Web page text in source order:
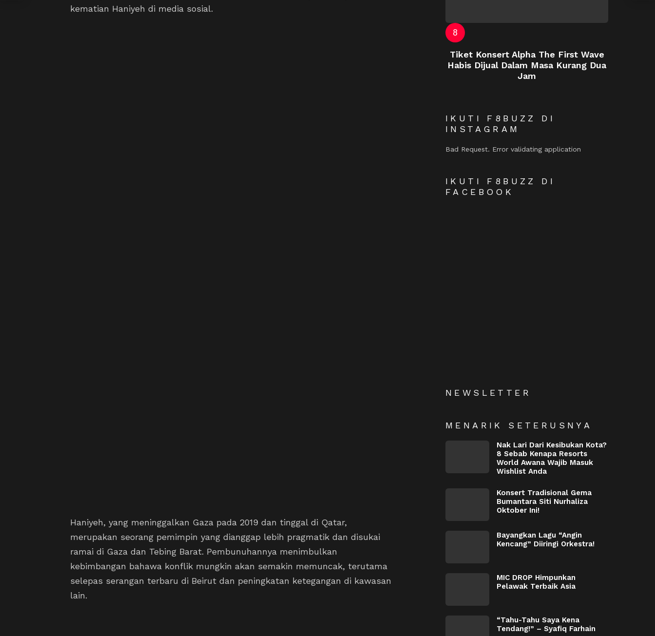
kematian Haniyeh di media sosial.
Haniyeh, yang meninggalkan Gaza pada 2019 dan tinggal di Qatar,
merupakan seorang pemimpin yang dianggap lebih pragmatik dan disukai
ramai di Gaza dan Tebing Barat. Pembunuhannya menimbulkan
kebimbangan bahawa konflik mungkin akan semakin memuncak, terutama
selepas serangan terbaru di Beirut dan peningkatan ketegangan di kawasan
lain.
Tiket Konsert Alpha The First Wave
Habis Dijual Dalam Masa Kurang Dua
Jam
IKUTI F8BUZZ DI
INSTAGRAM
Bad Request. Error validating application
IKUTI F8BUZZ DI
FACEBOOK
NEWSLETTER
MENARIK SETERUSNYA
Nak Lari Dari Kesibukan Kota?
8 Sebab Kenapa Resorts
World Awana Wajib Masuk
Wishlist Anda
Konsert Tradisional Gema
Bumantara Siti Nurhaliza
Oktober Ini!
Bayangkan Lagu “Angin
Kencang” Diiringi Orkestra!
MIC DROP Himpunkan
Pelawak Terbaik Asia
“Tahu-Tahu Saya Kena
Tendang!” – Syafiq Farhain